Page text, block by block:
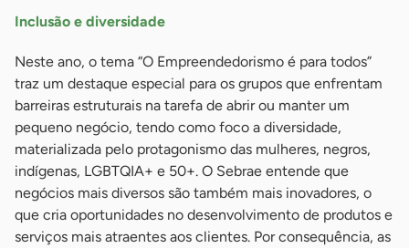
Inclusão e diversidade
Neste ano, o tema “O Empreendedorismo é para todos”
traz um destaque especial para os grupos que enfrentam
barreiras estruturais na tarefa de abrir ou manter um
pequeno negócio, tendo como foco a diversidade,
materializada pelo protagonismo das mulheres, negros,
indígenas, LGBTQIA+ e 50+. O Sebrae entende que
negócios mais diversos são também mais inovadores, o
que cria oportunidades no desenvolvimento de produtos e
serviços mais atraentes aos clientes. Por consequência, as